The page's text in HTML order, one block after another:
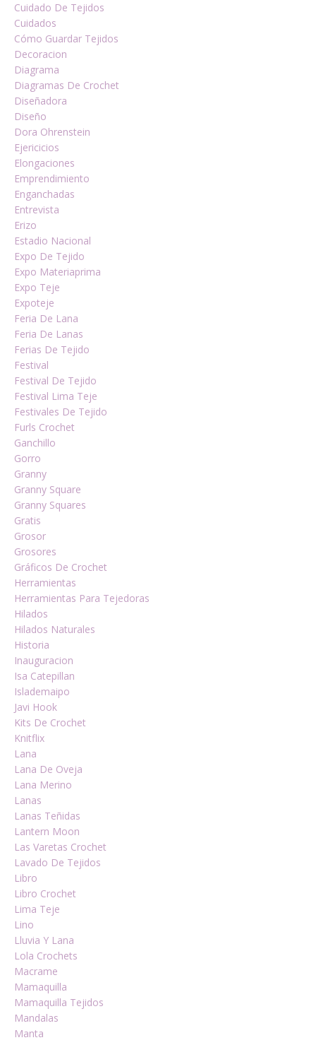
Cuidado De Tejidos
Cuidados
Cómo Guardar Tejidos
Decoracion
Diagrama
Diagramas De Crochet
Diseñadora
Diseño
Dora Ohrenstein
Ejericicios
Elongaciones
Emprendimiento
Enganchadas
Entrevista
Erizo
Estadio Nacional
Expo De Tejido
Expo Materiaprima
Expo Teje
Expoteje
Feria De Lana
Feria De Lanas
Ferias De Tejido
Festival
Festival De Tejido
Festival Lima Teje
Festivales De Tejido
Furls Crochet
Ganchillo
Gorro
Granny
Granny Square
Granny Squares
Gratis
Grosor
Grosores
Gráficos De Crochet
Herramientas
Herramientas Para Tejedoras
Hilados
Hilados Naturales
Historia
Inauguracion
Isa Catepillan
Islademaipo
Javi Hook
Kits De Crochet
Knitflix
Lana
Lana De Oveja
Lana Merino
Lanas
Lanas Teñidas
Lantern Moon
Las Varetas Crochet
Lavado De Tejidos
Libro
Libro Crochet
Lima Teje
Lino
Lluvia Y Lana
Lola Crochets
Macrame
Mamaquilla
Mamaquilla Tejidos
Mandalas
Manta